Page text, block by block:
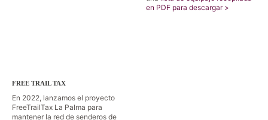
en PDF para descargar >
FREE TRAIL TAX
En 2022, lanzamos el proyecto
FreeTrailTax La Palma para
mantener la red de senderos de